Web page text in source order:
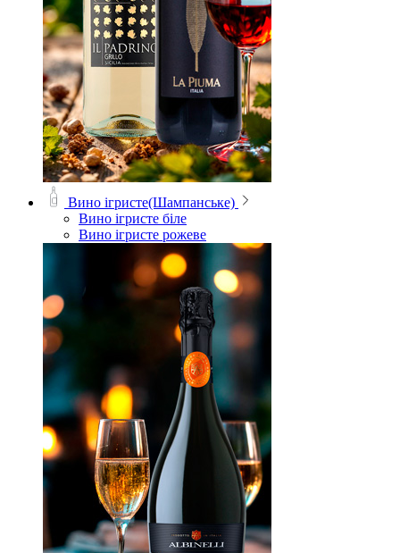
Вино ігристе(Шампанське)
Вино ігристе біле
Вино ігристе рожеве